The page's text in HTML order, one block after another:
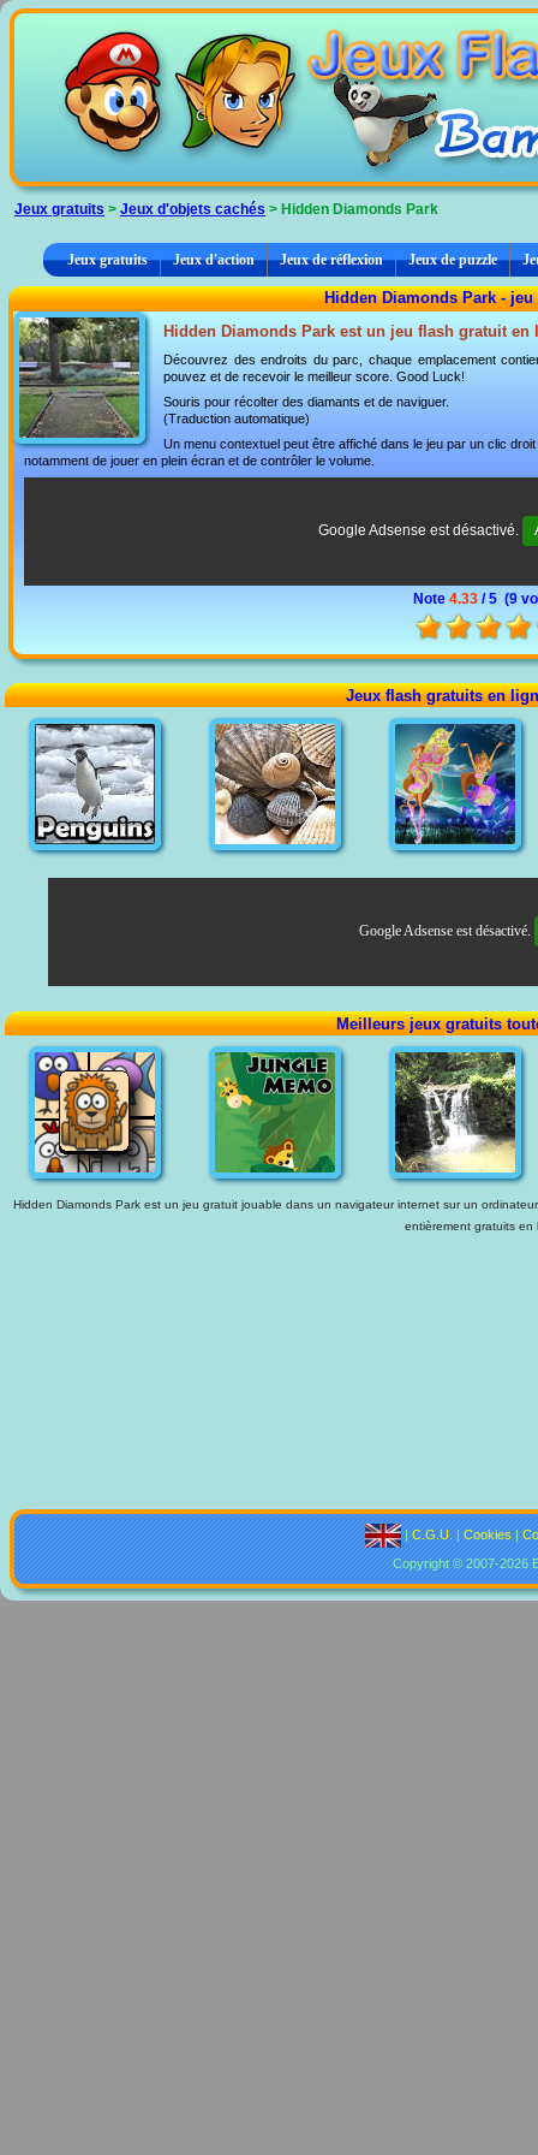
Jeux gratuits > Jeux d'objets cachés > Hidden Diamonds Park
Jeux gratuits Jeux d'action Jeux de réflexion Jeux de puzzle
Hidden Diamonds Park -
Hidden Diamonds Park est un jeu flash gratuit
Découvrez des endroits du parc, chaque emplacement
pouvez et de recevoir le meilleur score. Good Luck!
Souris pour récolter des diamants et de naviguer.
(Traduction automatique)
Un menu contextuel peut être affiché dans le jeu par un clic
notamment de jouer en plein écran et de contrôler le volume.
Google Adsense est désactivé.
Note 4.33 / 5 (9
Jeux flash gratuits en
Google Adsense est désactivé.
Meilleurs jeux gratuits
Hidden Diamonds Park est un jeu gratuit jouable dans un navigateur internet sur un
entièrement gratuits en
|C.G.U.|Cookies|
Copyright © 2007-2026
Panneau de gestion des cookies